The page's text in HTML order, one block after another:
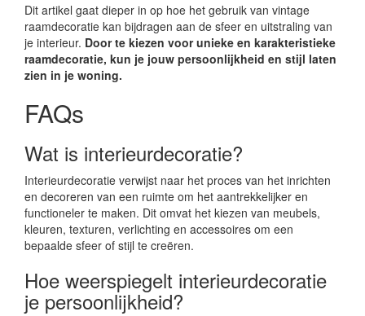
Dit artikel gaat dieper in op hoe het gebruik van vintage
raamdecoratie kan bijdragen aan de sfeer en uitstraling van
je interieur. Door te kiezen voor unieke en karakteristieke
raamdecoratie, kun je jouw persoonlijkheid en stijl laten
zien in je woning.
FAQs
Wat is interieurdecoratie?
Interieurdecoratie verwijst naar het proces van het inrichten
en decoreren van een ruimte om het aantrekkelijker en
functioneler te maken. Dit omvat het kiezen van meubels,
kleuren, texturen, verlichting en accessoires om een
bepaalde sfeer of stijl te creëren.
Hoe weerspiegelt interieurdecoratie
je persoonlijkheid?